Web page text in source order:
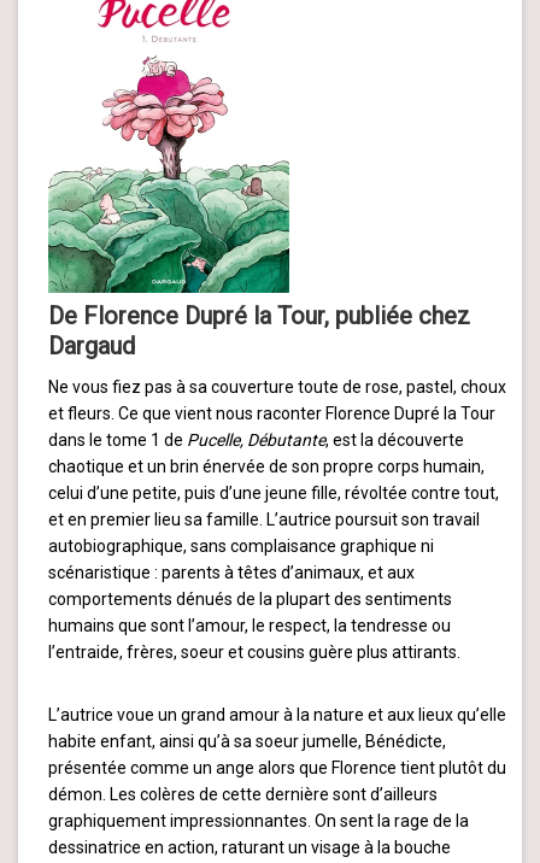
De Florence Dupré la Tour, publiée chez
Dargaud
Ne vous fiez pas à sa couverture toute de rose, pastel, choux
et fleurs. Ce que vient nous raconter Florence Dupré la Tour
dans le tome 1 de Pucelle, Débutante, est la découverte
chaotique et un brin énervée de son propre corps humain,
celui d’une petite, puis d’une jeune fille, révoltée contre tout,
et en premier lieu sa famille. L’autrice poursuit son travail
autobiographique, sans complaisance graphique ni
scénaristique : parents à têtes d’animaux, et aux
comportements dénués de la plupart des sentiments
humains que sont l’amour, le respect, la tendresse ou
l’entraide, frères, soeur et cousins guère plus attirants.
L’autrice voue un grand amour à la nature et aux lieux qu’elle
habite enfant, ainsi qu’à sa soeur jumelle, Bénédicte,
présentée comme un ange alors que Florence tient plutôt du
démon. Les colères de cette dernière sont d’ailleurs
graphiquement impressionnantes. On sent la rage de la
dessinatrice en action, raturant un visage à la bouche